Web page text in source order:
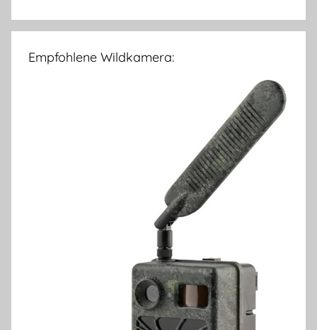
Empfohlene Wildkamera: